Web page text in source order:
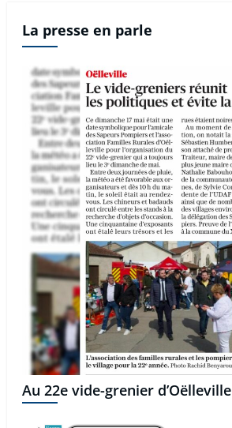
La presse en parle
Au 22e vide-grenier d’Oëlleville